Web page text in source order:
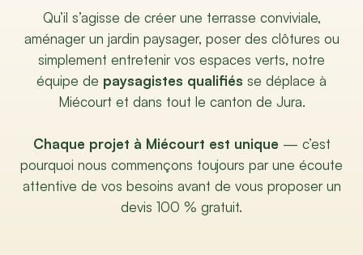
Qu’il s’agisse de créer une terrasse conviviale,
aménager un jardin paysager, poser des clôtures ou
simplement entretenir vos espaces verts, notre
équipe de paysagistes qualifiés se déplace à
Miécourt et dans tout le canton de Jura.
Chaque projet à Miécourt est unique — c’est
pourquoi nous commençons toujours par une écoute
attentive de vos besoins avant de vous proposer un
devis 100 % gratuit.